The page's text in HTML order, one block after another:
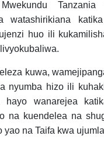
watashirikiana
huo ili
kuwa,
nyumba hizo ili
hayo wanarejea
na kuendelea na
yao na Taifa kwa